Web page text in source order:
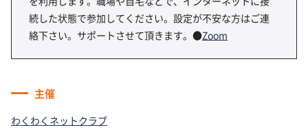
続した状態で参加してください。設定が不安な方はご連
絡下さい。サポートさせて頂きます。●Zoom
主催
わくわくネットクラブ